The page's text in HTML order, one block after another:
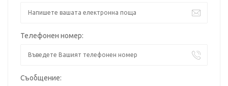
Телефонен номер:
Съобщение: